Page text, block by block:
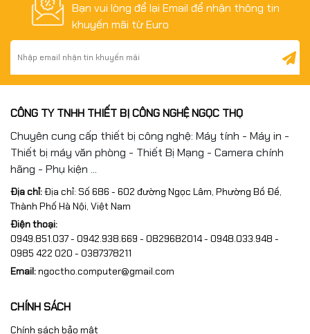
Bạn vui lòng để lại Email để nhận thông tin
khuyến mãi từ Euro
CÔNG TY TNHH THIẾT BỊ CÔNG NGHỆ NGỌC THỌ
Chuyên cung cấp thiết bị công nghệ: Máy tính - Máy in -
Thiết bị máy văn phòng - Thiết Bị Mạng - Camera chính
hãng - Phụ kiện ...
Địa chỉ:Địa chỉ: Số 686 - 602 đường Ngọc Lâm, Phường Bồ Đề,
Thành Phố Hà Nội, Việt Nam
Điện thoại:
0949.851.037 - 0942.938.669 - 0829682014 - 0948.033.948 -
0985 422 020 - 0387378211
Email:ngoctho.computer@gmail.com
CHÍNH SÁCH
Chính sách bảo mật